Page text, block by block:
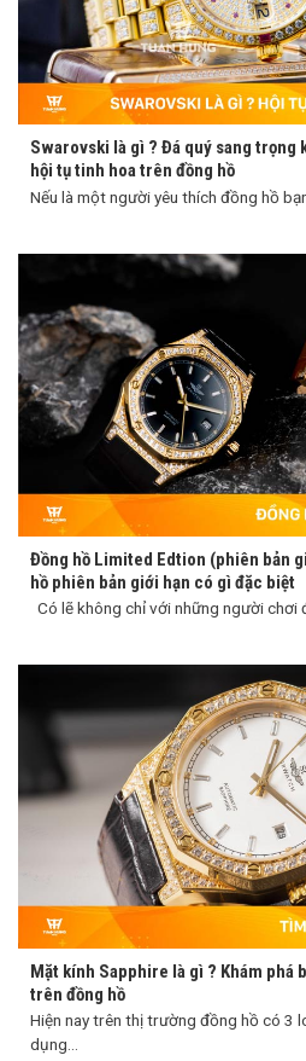
Swarovski là gì ? Đá quý sang trọng
hội tụ tinh hoa trên đồng hồ
Nếu là một người yêu thích đồng hồ
Đồng hồ Limited Edtion (phiên bản
hồ phiên bản giới hạn có gì đặc biệt
Có lẽ không chỉ với những người chơi
Mặt kính Sapphire là gì ? Khám phá
trên đồng hồ
Hiện nay trên thị trường đồng hồ có 3
dụng...